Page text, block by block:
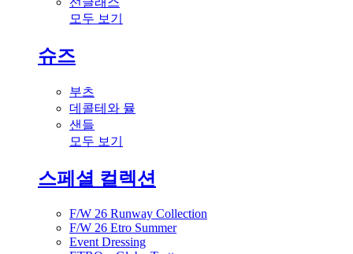
모두 보기
슈즈
부츠
데콜테와 뮬
샌들
모두 보기
스페셜 컬렉션
F/W 26 Runway Collection
F/W 26 Etro Summer
Event Dressing